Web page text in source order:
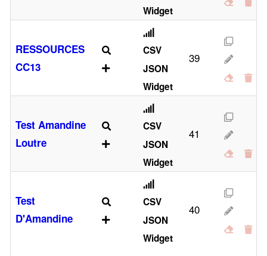
Widget
RESSOURCES
CC13
CSV
JSON
Widget
39
Test Amandine
Loutre
CSV
JSON
Widget
41
Test
D'Amandine
CSV
JSON
Widget
40